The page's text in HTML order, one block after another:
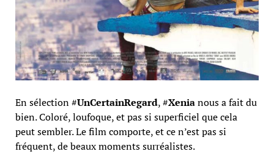
En sélection #UnCertainRegard, #Xenianous a fait du
bien. Coloré, loufoque, et pas si superficiel que cela
peut sembler. Le film comporte, et ce n’est pas si
fréquent, de beaux moments surréalistes.